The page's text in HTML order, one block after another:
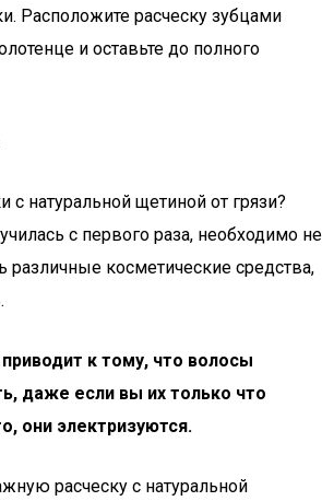
Расположите расческу зубцами
и оставьте до полного
с натуральной щетиной от грязи?
с первого раза, необходимо не
различные косметические средства,
к тому, что волосы
даже если вы их только что
они электризуются.
расческу с натуральной